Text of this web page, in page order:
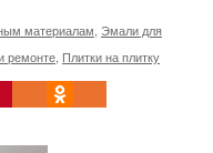
материалам, Эмали для
ремонте, Плитки на плитку